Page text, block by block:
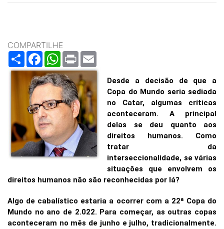
COMPARTILHE
ShareFacebookWhatsApp
Print
Desde a decisão de que a
Copa do Mundo seria sediada
no Catar, algumas críticas
aconteceram. A principal
delas se deu quanto aos
direitos humanos. Como
tratar da
interseccionalidade, se várias
situações que envolvem os
direitos humanos não são reconhecidas por lá?
Algo de cabalístico estaria a ocorrer com a 22ª Copa do
Mundo no ano de 2.022. Para começar, as outras copas
aconteceram no mês de junho e julho, tradicionalmente.